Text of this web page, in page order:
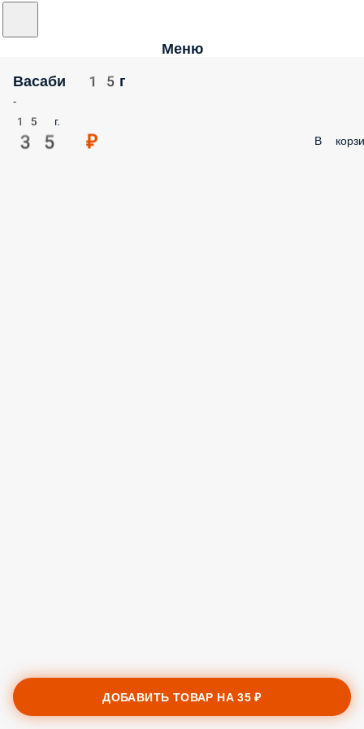
Меню
Васаби 15г
-
15 г.
35 ₽ В
ДОБАВИТЬ ТОВАР НА35 ₽